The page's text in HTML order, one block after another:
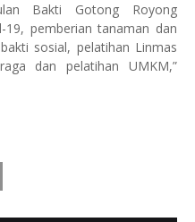
Bakti Gotong Royong
19, pemberian tanaman dan
sosial, pelatihan Linmas
dan pelatihan UMKM,”